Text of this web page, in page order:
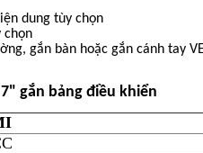
dung tùy chọn
chọn
gắn bàn hoặc gắn cánh tay
gắn bảng điều khiển